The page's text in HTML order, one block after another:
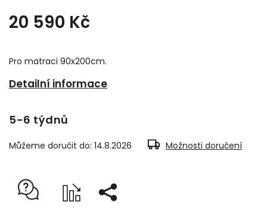
20 590 Kč
Pro matraci 90x200cm.
Detailní informace
5-6 týdnů
Můžeme doručit do: 14.8.2026 Možnosti doručení